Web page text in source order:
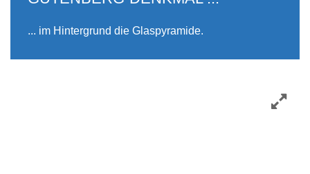
... im Hintergrund die Glaspyramide.